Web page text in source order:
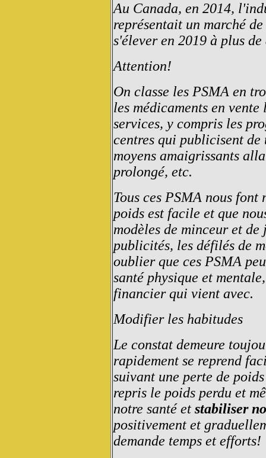
Au Canada, en 2014,
représentait un marché
s'élever en 2019 à plus
Attention!
On classe les PSMA en
les médicaments en
services, y compris les
centres qui publicisent de
moyens amaigrissants
prolongé, etc.
Tous ces PSMA nous
poids est facile et que
modèles de minceur et
publicités, les défilés de
oublier que ces PSMA
santé physique et
financier qui vient avec.
Modifier les habitudes
Le constat demeure
rapidement se reprend
suivant une perte de
repris le poids perdu et
notre santé et stabiliser
positivement et
demande temps et efforts!